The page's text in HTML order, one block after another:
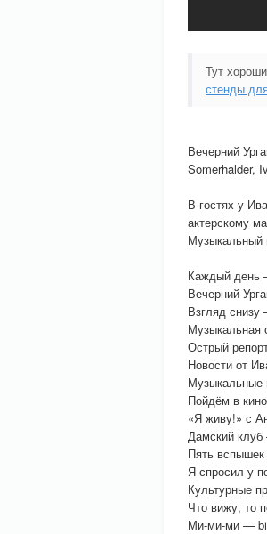
Тут
стенды
Вечерний
Somerhalder,
В гостях у
актерскому
Музыкальный
Каждый день
Вечерний
Взгляд
Музыкальная
Острый
Новости от
Музыкальные
Пойдём в
«Я живу!» с
Дамский
Пять
Я спросил у
Культурные
Что вижу, то
Ми-ми-ми —